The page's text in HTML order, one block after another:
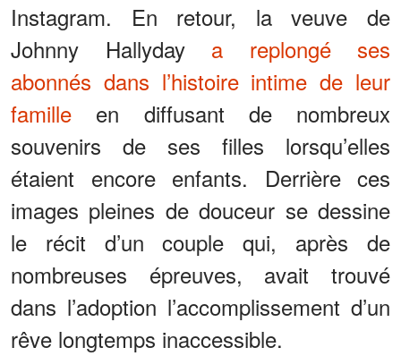
Instagram. En retour, la veuve de
Johnny Hallyday a replongé ses
abonnés dans l’histoire intime de leur
famille en diffusant de nombreux
souvenirs de ses filles lorsqu’elles
étaient encore enfants. Derrière ces
images pleines de douceur se dessine
le récit d’un couple qui, après de
nombreuses épreuves, avait trouvé
dans l’adoption l’accomplissement d’un
rêve longtemps inaccessible.